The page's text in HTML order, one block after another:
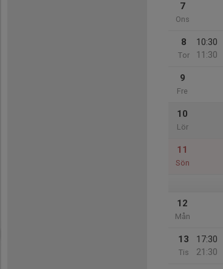
7
Ons
8
Tor
10:30
11:30
9
Fre
10
Lör
11
Sön
12
Mån
13
Tis
17:30
21:30